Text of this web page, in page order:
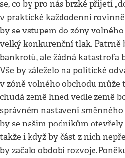
se, co by pro nás brzké přijetí
v praktické každodenní
by se vstupem do zóny
velký konkurenční tlak. Patrně
bankrotů, ale žádná katastrofa
Vše by záleželo na politické
v zóně volného obchodu
chudá země hned vedle země
správném nastavení
by se našim podnikům
takže i když by část z nich
by začalo období